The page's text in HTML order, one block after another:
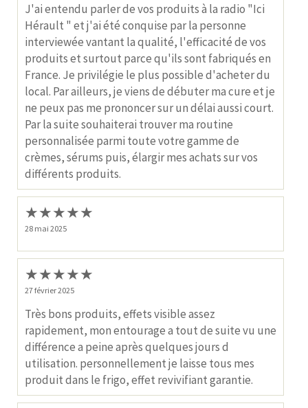
J'ai entendu parler de vos produits à la radio "Ici
Hérault " et j'ai été conquise par la personne
interviewée vantant la qualité, l'efficacité de vos
produits et surtout parce qu'ils sont fabriqués en
France. Je privilégie le plus possible d'acheter du
local. Par ailleurs, je viens de débuter ma cure et je
ne peux pas me prononcer sur un délai aussi court.
Par la suite souhaiterai trouver ma routine
personnalisée parmi toute votre gamme de
crèmes, sérums puis, élargir mes achats sur vos
différents produits.
★★★★★
28 mai 2025
★★★★★
27 février 2025
Très bons produits, effets visible assez
rapidement, mon entourage a tout de suite vu une
différence a peine après quelques jours d
utilisation. personnellement je laisse tous mes
produit dans le frigo, effet revivifiant garantie.